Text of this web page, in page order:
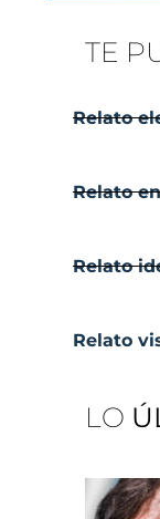
TE
Relato
Relato
Relato
Relato
LO